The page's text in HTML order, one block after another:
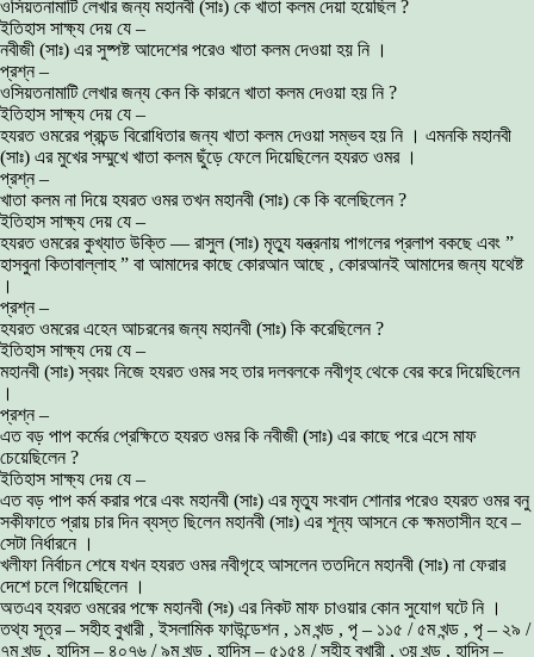
ওসিয়তনামাটি লেখার জন্য মহানবী (সাঃ) কে খাতা কলম দেয়া হয়েছিল ?
ইতিহাস সাক্ষ্য দেয় যে –
নবীজী (সাঃ) এর সুষ্পষ্ট আদেশের পরেও খাতা কলম দেওয়া হয় নি ।
প্রশ্ন –
ওসিয়তনামাটি লেখার জন্য কেন কি কারনে খাতা কলম দেওয়া হয় নি ?
ইতিহাস সাক্ষ্য দেয় যে –
হযরত ওমরের প্রচন্ড বিরোধিতার জন্য খাতা কলম দেওয়া সম্ভব হয় নি । এমনকি মহানবী
(সাঃ) এর মুখের সম্মুখে খাতা কলম ছুঁড়ে ফেলে দিয়েছিলেন হযরত ওমর ।
প্রশ্ন –
খাতা কলম না দিয়ে হযরত ওমর তখন মহানবী (সাঃ) কে কি বলেছিলেন ?
ইতিহাস সাক্ষ্য দেয় যে –
হযরত ওমরের কুখ্যাত উক্তি — রাসুল (সাঃ) মৃত্যু যন্ত্রনায় পাগলের প্রলাপ বকছে এবং ”
হাসবুনা কিতাবাল্লাহ ” বা আমাদের কাছে কোরআন আছে , কোরআনই আমাদের জন্য যথেষ্ট
।
প্রশ্ন –
হযরত ওমরের এহেন আচরনের জন্য মহানবী (সাঃ) কি করেছিলেন ?
ইতিহাস সাক্ষ্য দেয় যে –
মহানবী (সাঃ) স্বয়ং নিজে হযরত ওমর সহ তার দলবলকে নবীগৃহ থেকে বের করে দিয়েছিলেন
।
প্রশ্ন –
এত বড় পাপ কর্মের প্রেক্ষিতে হযরত ওমর কি নবীজী (সাঃ) এর কাছে পরে এসে মাফ
চেয়েছিলেন ?
ইতিহাস সাক্ষ্য দেয় যে –
এত বড় পাপ কর্ম করার পরে এবং মহানবী (সাঃ) এর মৃত্যু সংবাদ শোনার পরেও হযরত ওমর বনু
সকীফাতে প্রায় চার দিন ব্যস্ত ছিলেন মহানবী (সাঃ) এর শূন্য আসনে কে ক্ষমতাসীন হবে –
সেটা নির্ধারনে ।
খলীফা নির্বাচন শেষে যখন হযরত ওমর নবীগৃহে আসলেন ততদিনে মহানবী (সাঃ) না ফেরার
দেশে চলে গিয়েছিলেন ।
অতএব হযরত ওমরের পক্ষে মহানবী (সঃ) এর নিকট মাফ চাওয়ার কোন সুযোগ ঘটে নি ।
তথ্য সূত্র – সহীহ বুখারী , ইসলামিক ফাউন্ডেশন , ১ম খন্ড , পৃ – ১১৫ / ৫ম খন্ড , পৃ – ২৯ /
৭ম খন্ড , হাদিস – ৪০৭৬ / ৯ম খন্ড , হাদিস – ৫১৫৪ / সহীহ বুখারী , ৩য় খন্ড , হাদিস –